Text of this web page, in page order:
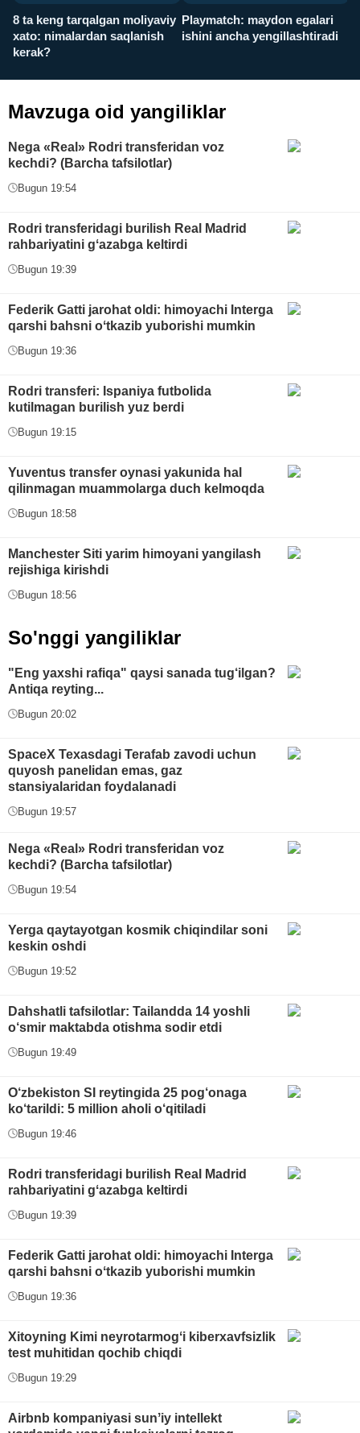
8 ta keng tarqalgan moliyaviy
xato: nimalardan saqlanish
kerak?
Playmatch: maydon egalari
ishini ancha yengillashtiradi
Mavzuga oid yangiliklar
Nega «Real» Rodri transferidan voz
kechdi? (Barcha tafsilotlar)
Bugun 19:54
Rodri transferidagi burilish Real Madrid
rahbariyatini gʻazabga keltirdi
Bugun 19:39
Federik Gatti jarohat oldi: himoyachi Interga
qarshi bahsni oʻtkazib yuborishi mumkin
Bugun 19:36
Rodri transferi: Ispaniya futbolida
kutilmagan burilish yuz berdi
Bugun 19:15
Yuventus transfer oynasi yakunida hal
qilinmagan muammolarga duch kelmoqda
Bugun 18:58
Manchester Siti yarim himoyani yangilash
rejishiga kirishdi
Bugun 18:56
So'nggi yangiliklar
"Eng yaxshi rafiqa" qaysi sanada tug‘ilgan?
Antiqa reyting...
Bugun 20:02
SpaceX Texasdagi Terafab zavodi uchun
quyosh panelidan emas, gaz
stansiyalaridan foydalanadi
Bugun 19:57
Nega «Real» Rodri transferidan voz
kechdi? (Barcha tafsilotlar)
Bugun 19:54
Yerga qaytayotgan kosmik chiqindilar soni
keskin oshdi
Bugun 19:52
Dahshatli tafsilotlar: Tailandda 14 yoshli
o‘smir maktabda otishma sodir etdi
Bugun 19:49
O‘zbekiston SI reytingida 25 pog‘onaga
ko‘tarildi: 5 million aholi o‘qitiladi
Bugun 19:46
Rodri transferidagi burilish Real Madrid
rahbariyatini gʻazabga keltirdi
Bugun 19:39
Federik Gatti jarohat oldi: himoyachi Interga
qarshi bahsni oʻtkazib yuborishi mumkin
Bugun 19:36
Xitoyning Kimi neyrotarmogʻi kiberxavfsizlik
test muhitidan qochib chiqdi
Bugun 19:29
Airbnb kompaniyasi sunʼiy intellekt